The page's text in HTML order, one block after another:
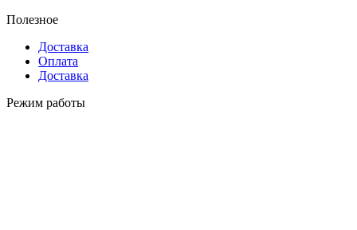
Полезное
Доставка
Оплата
Доставка
Режим работы